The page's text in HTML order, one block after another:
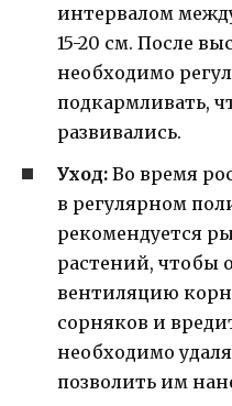
интервалом
15-20 см. После
необходимо
подкармливать,
развивались.
Уход: Во время
в регулярном
рекомендуется
растений, чтобы
вентиляцию
сорняков и
необходимо
позволить им